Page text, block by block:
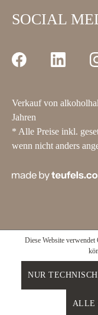
SOCIAL
Verkauf von
Jahren
* Alle Preise inkl.
wenn nicht anders
Diese Website
NUR
ALLE